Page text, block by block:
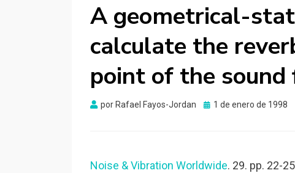
A geometrical-
calculate the
point of the sound
por Rafael Fayos-Jordan
Publicado
1 de enero de 1998
Noise & Vibration Worldwide. 29. pp. 22-